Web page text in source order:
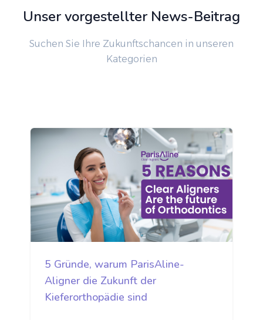
Unser vorgestellter News-Beitrag
Suchen Sie Ihre Zukunftschancen in unseren
Kategorien
5 Gründe, warum ParisAline-
Aligner die Zukunft der
Kieferorthopädie sind